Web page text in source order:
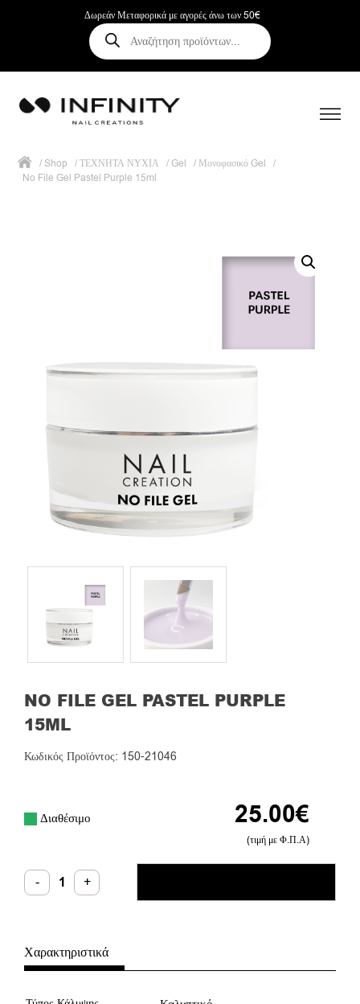
Δωρεάν Μεταφορικά με αγορές άνω των 50€
Αναζήτηση
προϊόντων
/Shop /ΤΕΧΝΗΤΑ ΝΥΧΙΑ /Gel / Μονοφασικό Gel
/
No File Gel Pastel Purple 15ml
NO FILE GEL PASTEL PURPLE
15ML
Κωδικός Προϊόντος: 150-21046
25.00€
(τιμή με Φ.Π.Α)
Διαθέσιμο
- No
File
ποσότητα
+
Χαρακτηριστικά